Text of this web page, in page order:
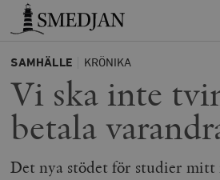
Timbro
SAMHÄLLE KRÖNIKA
Vi ska inte
betala
Det nya stödet för studier mitt